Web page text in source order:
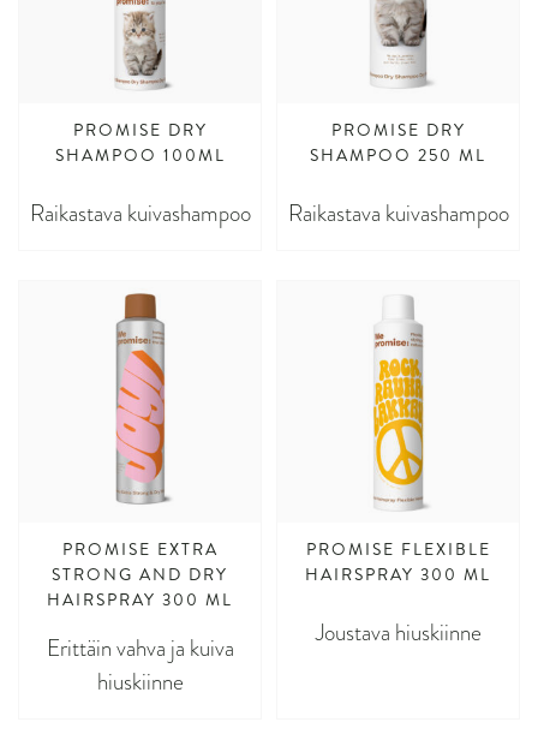
PROMISE DRY
SHAMPOO 100ML
Raikastava kuivashampoo
PROMISE DRY
SHAMPOO 250 ML
Raikastava kuivashampoo
PROMISE EXTRA
STRONG AND DRY
HAIRSPRAY 300 ML
Erittäin vahva ja kuiva
hiuskiinne
PROMISE FLEXIBLE
HAIRSPRAY 300 ML
Joustava hiuskiinne